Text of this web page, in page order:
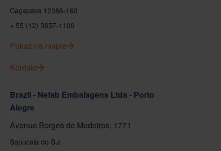
Caçapava 12286-160
+ 55 (12) 3657-1100
Pokaż na mapie
Kontakt
Brazil - Nefab Embalagens Ltda - Porto
Alegre
Avenue Borges de Medeiros, 1771
Sapucaia do Sul